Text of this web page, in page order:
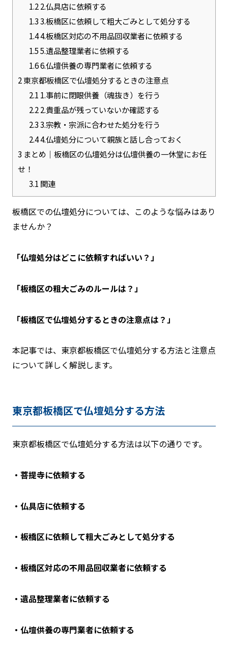
1.22.仏具店に依頼する
1.33.板橋区に依頼して粗大ごみとして処分する
1.44.板橋区対応の不用品回収業者に依頼する
1.55.遺品整理業者に依頼する
1.66.仏壇供養の専門業者に依頼する
2東京都板橋区で仏壇処分するときの注意点
2.1 1.事前に閉眼供養（魂抜き）を行う
2.22.貴重品が残っていないか確認する
2.33.宗教・宗派に合わせた処分を行う
2.44.仏壇処分について親族と話し合っておく
3 まとめ｜板橋区の仏壇処分は仏壇供養の一休堂にお任
せ！
3.1 関連
板橋区での仏壇処分については、このような悩みはあり
ませんか？
「仏壇処分はどこに依頼すればいい？」
「板橋区の粗大ごみのルールは？」
「板橋区で仏壇処分するときの注意点は？」
本記事では、東京都板橋区で仏壇処分する方法と注意点
について詳しく解説します。
東京都板橋区で仏壇処分する方法
東京都板橋区で仏壇処分する方法は以下の通りです。
・菩提寺に依頼する
・仏具店に依頼する
・板橋区に依頼して粗大ごみとして処分する
・板橋区対応の不用品回収業者に依頼する
・遺品整理業者に依頼する
・仏壇供養の専門業者に依頼する